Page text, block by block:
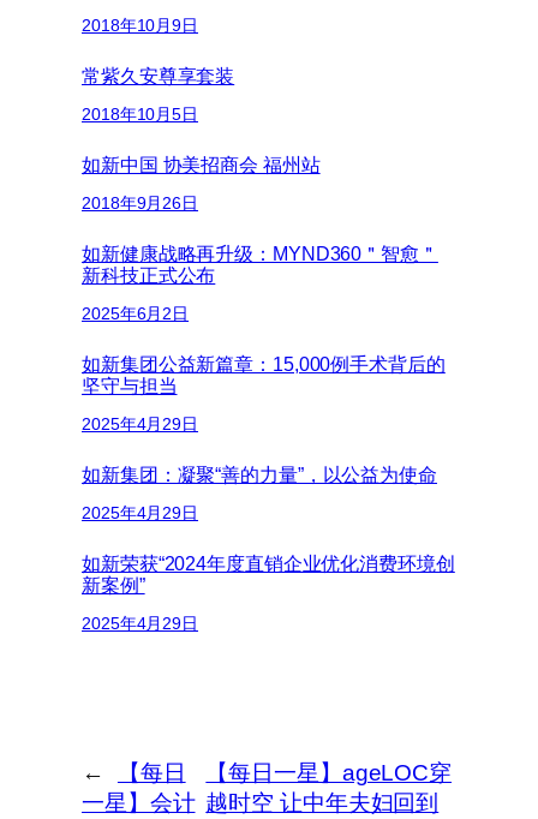
2018年10月9日
常紫久安尊享套装
2018年10月5日
如新中国 协美招商会 福州站
2018年9月26日
如新健康战略再升级：MYND360＂智愈＂
新科技正式公布
2025年6月2日
如新集团公益新篇章：15,000例手术背后的
坚守与担当
2025年4月29日
如新集团：凝聚“善的力量”，以公益为使命
2025年4月29日
如新荣获“2024年度直销企业优化消费环境创
新案例”
2025年4月29日
←
【每日
一星】会计
【每日一星】ageLOC穿
越时空 让中年夫妇回到